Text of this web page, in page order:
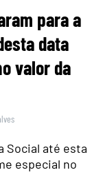
para a
data
valor da
Social até esta
especial no